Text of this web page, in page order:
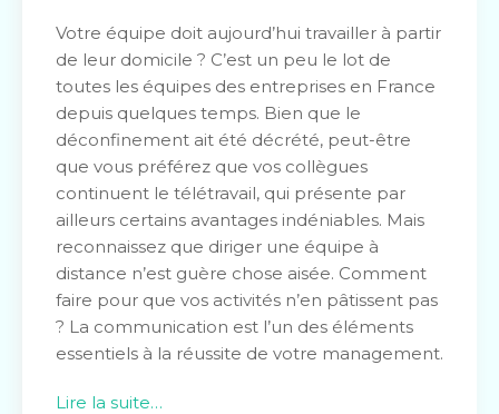
Votre équipe doit aujourd’hui travailler à partir
de leur domicile ? C’est un peu le lot de
toutes les équipes des entreprises en France
depuis quelques temps. Bien que le
déconfinement ait été décrété, peut-être
que vous préférez que vos collègues
continuent le télétravail, qui présente par
ailleurs certains avantages indéniables. Mais
reconnaissez que diriger une équipe à
distance n’est guère chose aisée. Comment
faire pour que vos activités n’en pâtissent pas
? La communication est l’un des éléments
essentiels à la réussite de votre management.
Lire la suite…